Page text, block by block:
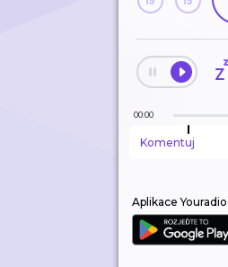
00:00
Komentuj
Aplikace